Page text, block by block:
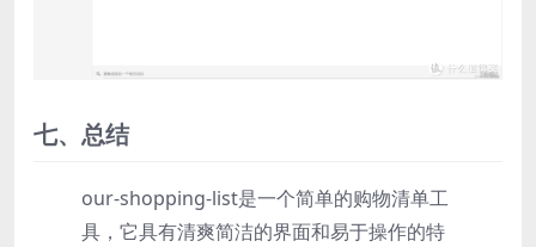
七、总结
our-shopping-list是一个简单的购物清单工
具，它具有清爽简洁的界面和易于操作的特